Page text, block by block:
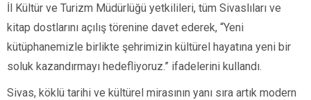
İl Kültür ve Turizm Müdürlüğü yetkilileri, tüm Sivaslıları ve
kitap dostlarını açılış törenine davet ederek, “Yeni
kütüphanemizle birlikte şehrimizin kültürel hayatına yeni bir
soluk kazandırmayı hedefliyoruz.” ifadelerini kullandı.
Sivas, köklü tarihi ve kültürel mirasının yanı sıra artık modern